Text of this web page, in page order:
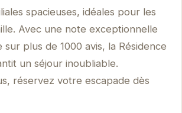
spacieuses, idéales pour les
Avec une note exceptionnelle
sur plus de 1000 avis, la Résidence
un séjour inoubliable.
réservez votre escapade dès